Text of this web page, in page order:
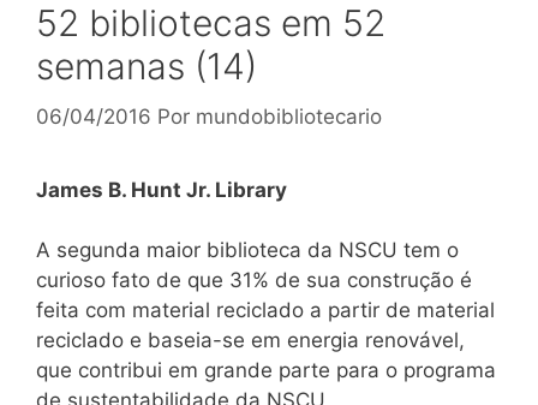
52 bibliotecas em 52
semanas (14)
06/04/2016 Por mundobibliotecario
James B. Hunt Jr. Library
A segunda maior biblioteca da NSCU tem o
curioso fato de que 31% de sua construção é
feita com material reciclado a partir de material
reciclado e baseia-se em energia renovável,
que contribui em grande parte para o programa